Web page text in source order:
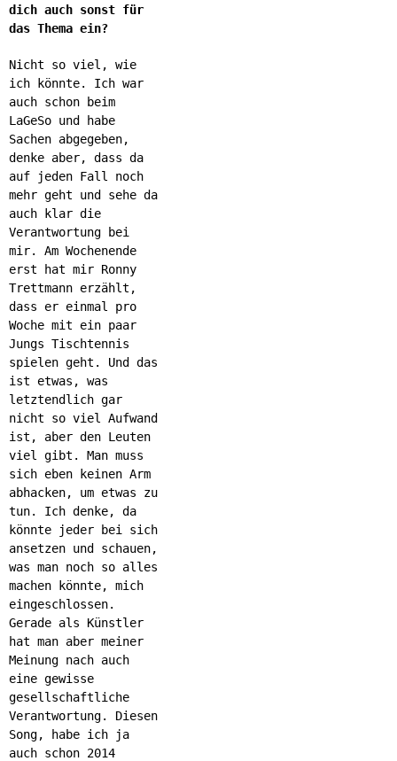
dich auch sonst für
das Thema ein?
Nicht so viel, wie
ich könnte. Ich war
auch schon beim
LaGeSo und habe
Sachen abgegeben,
denke aber, dass da
auf jeden Fall noch
mehr geht und sehe da
auch klar die
Verantwortung bei
mir. Am Wochenende
erst hat mir Ronny
Trettmann erzählt,
dass er einmal pro
Woche mit ein paar
Jungs Tischtennis
spielen geht. Und das
ist etwas, was
letztendlich gar
nicht so viel Aufwand
ist, aber den Leuten
viel gibt. Man muss
sich eben keinen Arm
abhacken, um etwas zu
tun. Ich denke, da
könnte jeder bei sich
ansetzen und schauen,
was man noch so alles
machen könnte, mich
eingeschlossen.
Gerade als Künstler
hat man aber meiner
Meinung nach auch
eine gewisse
gesellschaftliche
Verantwortung. Diesen
Song, habe ich ja
auch schon 2014